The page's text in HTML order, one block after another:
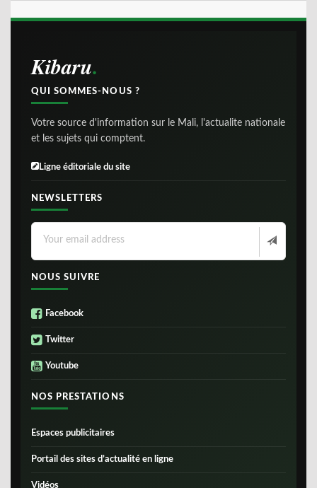
Kibaru
QUI SOMMES-NOUS ?
Votre source d'information sur le Mali, l'actualite nationale
et les sujets qui comptent.
Ligne éditoriale du site
NEWSLETTERS
NOUS SUIVRE
Facebook
Twitter
Youtube
NOS PRESTATIONS
Espaces publicitaires
Portail des sites d’actualité en ligne
Vidéos